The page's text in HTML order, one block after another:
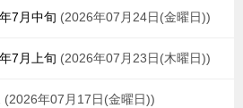
7月中旬 2026年07月24日(金曜日)
7月上旬 2026年07月23日(木曜日)
2026年07月17日(金曜日)